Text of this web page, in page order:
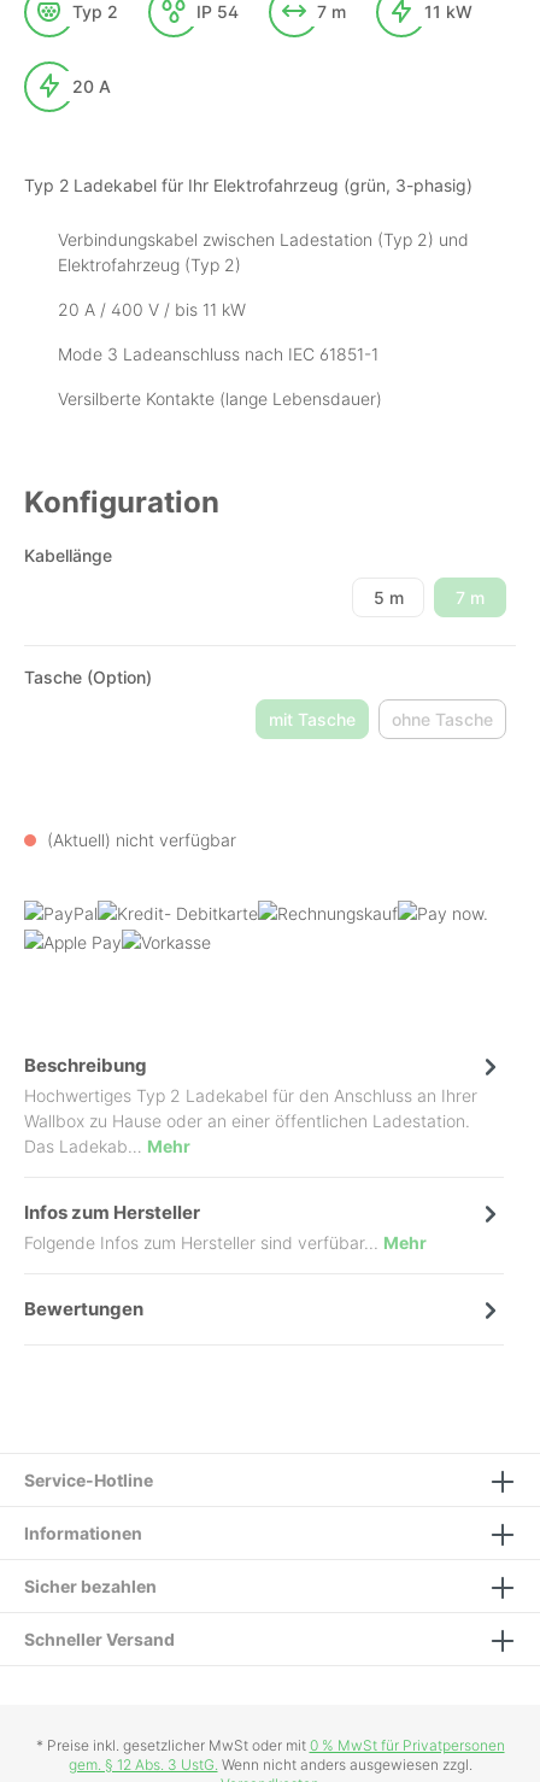
Typ 2 IP 54 7 m 11 kW
20 A
Typ 2 Ladekabel für Ihr Elektrofahrzeug (grün, 3-phasig)
Verbindungskabel zwischen Ladestation (Typ 2) und
Elektrofahrzeug (Typ 2)
20 A / 400 V / bis 11 kW
Mode 3 Ladeanschluss nach IEC 61851-1
Versilberte Kontakte (lange Lebensdauer)
Konfiguration
Kabellänge
5 m 7 m(Diese
Tasche (Option)
mit Tasche(Diese Option ist zurzeit nicht
ohne Tasche
(Diese
(Aktuell) nicht verfügbar
Beschreibung
Hochwertiges Typ 2 Ladekabel für den Anschluss an Ihrer
Wallbox zu Hause oder an einer öffentlichen Ladestation.
Das Ladekab… Mehr
Infos zum Hersteller
Folgende Infos zum Hersteller sind verfübar... Mehr
Bewertungen
Service-Hotline
Informationen
Sicher bezahlen
Schneller Versand
* Preise inkl. gesetzlicher MwSt oder mit 0 % MwSt für Privatpersonen
gem. § 12 Abs. 3 UstG. Wenn nicht anders ausgewiesen zzgl.